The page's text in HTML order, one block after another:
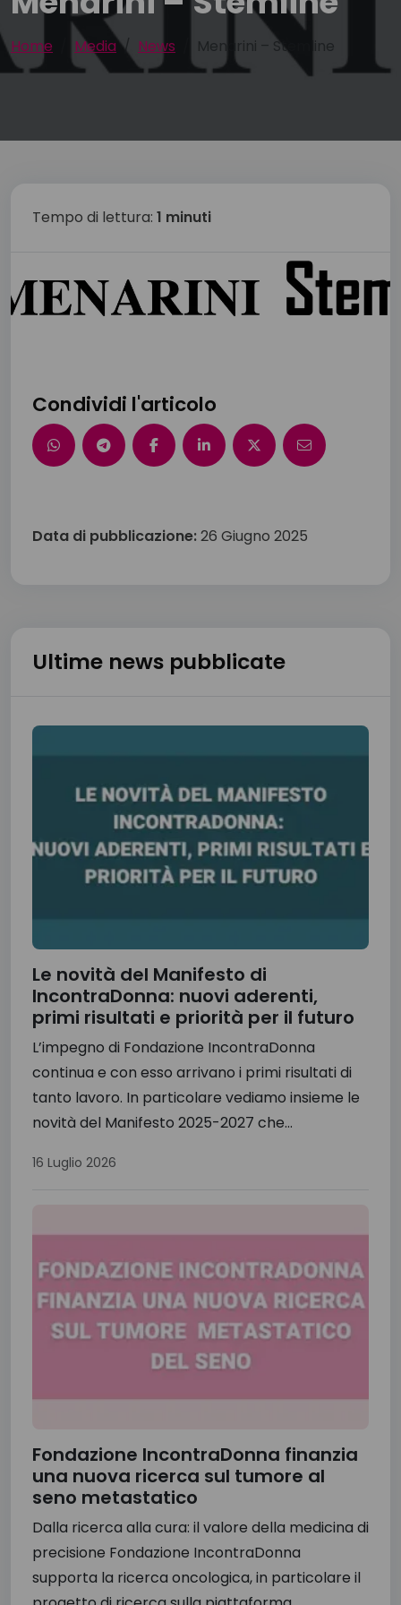
Home Media News Menarini – Stemline
Tempo di lettura: 1 minuti
Condividi l'articolo
Data di pubblicazione:26 Giugno 2025
Ultime news pubblicate
Le novità del Manifesto di
IncontraDonna: nuovi aderenti,
primi risultati e priorità per il futuro
L’impegno di Fondazione IncontraDonna
continua e con esso arrivano i primi risultati di
tanto lavoro. In particolare vediamo insieme le
novità del Manifesto 2025-2027 che...
16 Luglio 2026
Fondazione IncontraDonna finanzia
una nuova ricerca sul tumore al
seno metastatico
Dalla ricerca alla cura: il valore della medicina di
precisione Fondazione IncontraDonna
supporta la ricerca oncologica, in particolare il